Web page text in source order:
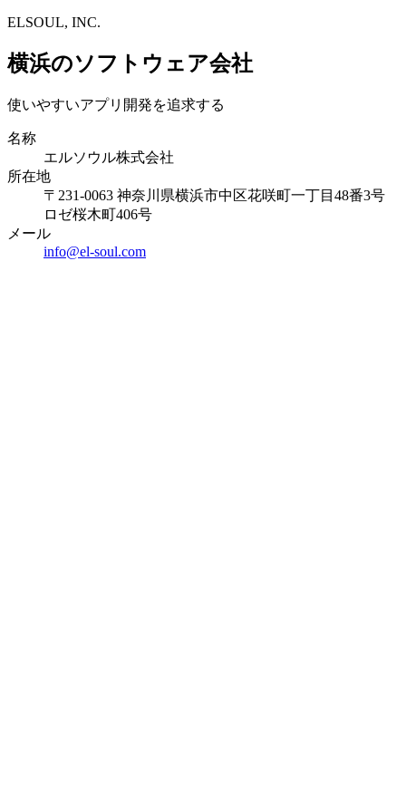
ELSOUL, INC.
横浜のソフトウェア会社
使いやすいアプリ開発を追求する
名称
エルソウル株式会社
所在地
〒231-0063 神奈川県横浜市中区花咲町一丁目48番3号
ロゼ桜木町406号
メール
info@el-soul.com